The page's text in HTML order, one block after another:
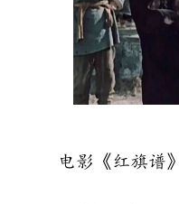
电影《红旗谱